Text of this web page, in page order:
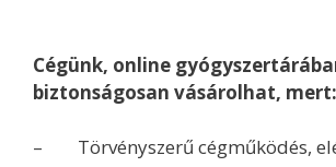
Cégünk, online
biztonságosan vásárolhat, mert:
– Törvényszerű cégműködés,